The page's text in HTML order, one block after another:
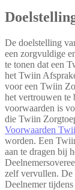
De doelstelling
een zorgvuldige
te tonen dat een
het Twiin
voor een Twiin
het vertrouwen te
voorwaarden is
die Twiin
Voorwaarden
worden. Een
aan te dragen bij
zelf vervullen. De
Deelnemer